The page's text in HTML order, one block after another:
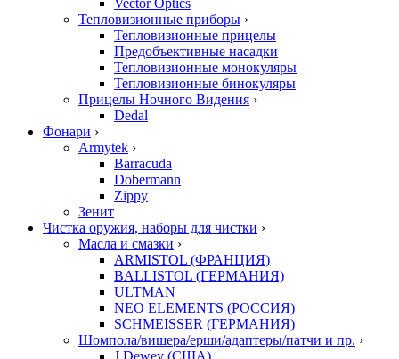
Vector Optics
Тепловизионные приборы ›
Тепловизионные прицелы
Предобъективные насадки
Тепловизионные монокуляры
Тепловизионные бинокуляры
Прицелы Ночного Видения ›
Dedal
Фонари ›
Armytek ›
Barracuda
Dobermann
Zippy
Зенит
Чистка оружия, наборы для чистки ›
Масла и смазки ›
ARMISTOL (ФРАНЦИЯ)
BALLISTOL (ГЕРМАНИЯ)
ULTMAN
NEO ELEMENTS (РОССИЯ)
SCHMEISSER (ГЕРМАНИЯ)
Шомпола/вишера/ерши/адаптеры/патчи и пр. ›
J.Dewey (США)